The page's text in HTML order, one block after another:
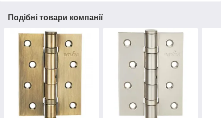
Подібні товари компанії